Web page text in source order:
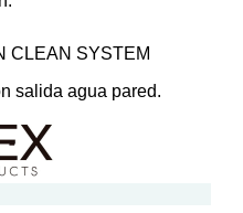
CLEAN SYSTEM
salida agua pared.